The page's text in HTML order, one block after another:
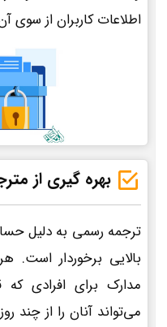
اطلاعات کاربران از سوی
بهره گیری از
ترجمه رسمی به دلیل
بالایی برخوردار است.
مدارک برای افرادی
می‌تواند آنان را از چند